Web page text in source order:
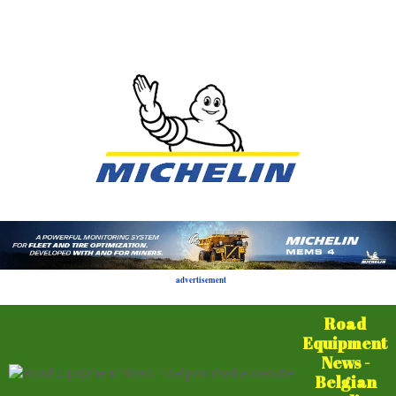
advertisement
Road
Equipment
News -
Belgian